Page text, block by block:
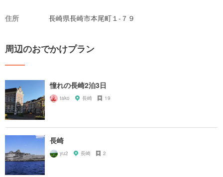
住所 長崎県長崎市本尾町１-７９
周辺のおでかけプラン
憧れの長崎2泊3日
tako 長崎 19
長崎
yu2 長崎 2